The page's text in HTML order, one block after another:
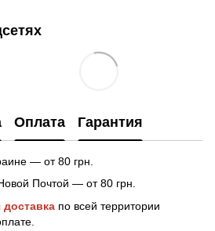
Оплата Гарантия
— от 80 грн.
Почтой — от 80 грн.
доставка по всей территории